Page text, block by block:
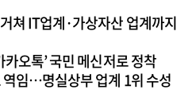
쳐 IT업계·가상자산 업계까지
카오톡’ 국민 메신저로 정착
임…명실상부 업계 1위 수성